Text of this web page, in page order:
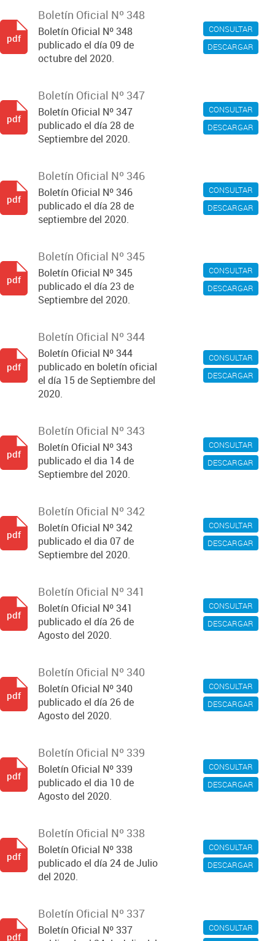
CONSULTAR
DESCARGAR
Boletín Oficial Nº 348
Boletín Oficial Nº 348
publicado el día 09 de
octubre del 2020.
pdf
CONSULTAR
DESCARGAR
Boletín Oficial Nº 347
Boletín Oficial Nº 347
publicado el día 28 de
Septiembre del 2020.
pdf
CONSULTAR
DESCARGAR
Boletín Oficial Nº 346
Boletín Oficial Nº 346
publicado el día 28 de
septiembre del 2020.
pdf
CONSULTAR
DESCARGAR
Boletín Oficial Nº 345
Boletín Oficial Nº 345
publicado el día 23 de
Septiembre del 2020.
pdf
CONSULTAR
DESCARGAR
Boletín Oficial Nº 344
Boletín Oficial Nº 344
publicado en boletín oficial
el día 15 de Septiembre del
2020.
pdf
CONSULTAR
DESCARGAR
Boletín Oficial Nº 343
Boletín Oficial Nº 343
publicado el dia 14 de
Septiembre del 2020.
pdf
CONSULTAR
DESCARGAR
Boletín Oficial Nº 342
Boletín Oficial Nº 342
publicado el dia 07 de
Septiembre del 2020.
pdf
CONSULTAR
DESCARGAR
Boletín Oficial Nº 341
Boletín Oficial Nº 341
publicado el día 26 de
Agosto del 2020.
pdf
CONSULTAR
DESCARGAR
Boletín Oficial Nº 340
Boletín Oficial Nº 340
publicado el día 26 de
Agosto del 2020.
pdf
CONSULTAR
DESCARGAR
Boletín Oficial Nº 339
Boletín Oficial Nº 339
publicado el dia 10 de
Agosto del 2020.
pdf
CONSULTAR
DESCARGAR
Boletín Oficial Nº 338
Boletín Oficial Nº 338
publicado el día 24 de Julio
del 2020.
pdf
CONSULTAR
Boletín Oficial Nº 337
Boletín Oficial Nº 337
pdf